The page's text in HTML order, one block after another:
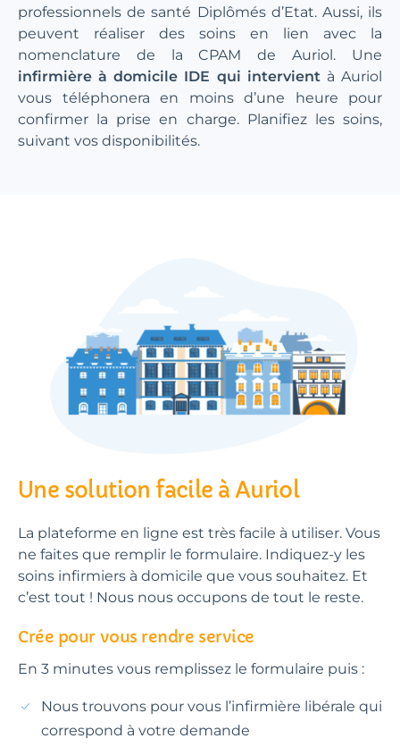
professionnels de santé Diplômés d’Etat. Aussi, ils
peuvent réaliser des soins en lien avec la
nomenclature de la CPAM de Auriol. Une
infirmière à domicile IDE qui intervientà Auriol
vous téléphonera en moins d’une heure pour
confirmer la prise en charge. Planifiez les soins,
suivant vos disponibilités.
Une solution facile à Auriol
La plateforme en ligne est très facile à utiliser. Vous
ne faites que remplir le formulaire. Indiquez-y les
soins infirmiers à domicile que vous souhaitez. Et
c’est tout ! Nous nous occupons de tout le reste.
Crée pour vous rendre service
En 3 minutes vous remplissez le formulaire puis :
Nous trouvons pour vous l’infirmière libérale qui
correspond à votre demande